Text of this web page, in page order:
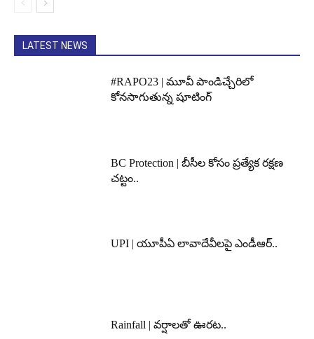
LATEST NEWS
#RAPO23 | మూవీ పాండిచ్చేరిలో
కోనసాగుతున్న షూటింగ్
BC Protection | బీసీల కోసం ప్రత్యేక రక్షణ
చట్టం..
UPI | యూపీఏ లావాదేవీలపై ఎండీఆర్..
Rainfall | వర్షాలతో ఊరట..